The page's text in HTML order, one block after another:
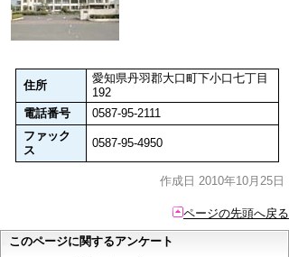
住所
愛知県丹羽郡大口町下小口七丁目
192
電話番号
0587-95-2111
ファック
ス
0587-95-4950
作成日 2010年10月25日
ページの先頭へ戻る
このページに関するアンケート